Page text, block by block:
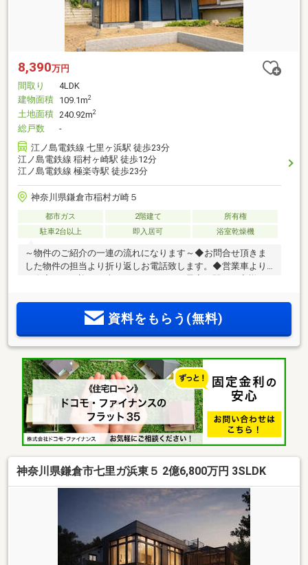
8,390万円
間取り
4LDK
建物面積 109.1m2
土地面積 240.92m2
総戸数
-
江ノ島電鉄線 七里ヶ浜駅 徒歩23分
江ノ島電鉄線 稲村ヶ崎駅 徒歩12分
江ノ島電鉄線 極楽寺駅 徒歩23分
神奈川県鎌倉市稲村ガ崎５
都市ガス 2階建て
所有権
駐車2台以上
即入居可 浴室乾燥機
～物件のご紹介の一連の流れになります～◆お問合せ頂きま
した物件の担当より折り返しお電話致します。◆営業車より
ご自宅までお迎えに上がらせて頂くか、最寄り駅やお客様ご
望に見合った他の物件や未公開情報も多数御座いますので、
一度当社にてご希望の物件をピックアップして頂く事も可能
様などリアルタイムに現地をご覧下さいませ。様々な角度か
らメリット・デメリットをお伝えさせて頂きます。◆物件資
金計画・住宅ローン・税法等のご提案をさせて頂きます。◆
再度、お時間を頂きまして色々な物件をご紹介致します。
資料をもらう(無料)
神奈川県鎌倉市七里ガ浜東５ 2億6,800万円 3SLDK